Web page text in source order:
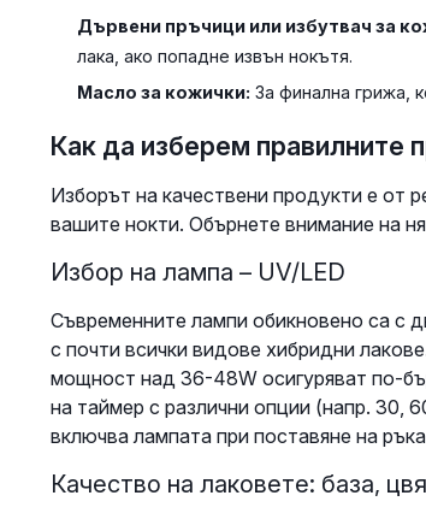
Дървени пръчици или избутвач за
лака, ако попадне извън нокътя.
Масло за кожички: За финална грижа,
Как да изберем правилните
Изборът на качествени продукти е от
вашите нокти. Обърнете внимание на
Избор на лампа – UV/LED
Съвременните лампи обикновено са с
с почти всички видове хибридни
мощност над 36-48W осигуряват по-
на таймер с различни опции (напр. 30,
включва лампата при поставяне на
Качество на лаковете: база,